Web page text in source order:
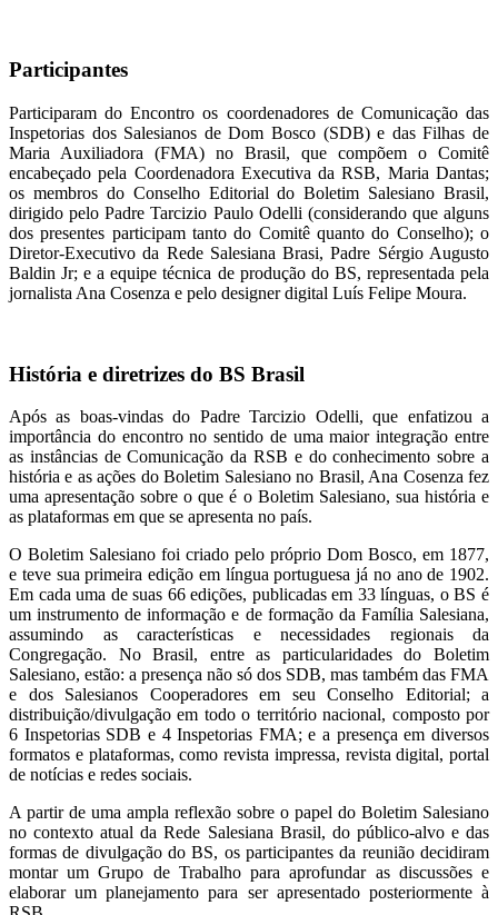
Participantes
Participaram do Encontro os coordenadores de Comunicação das
Inspetorias dos Salesianos de Dom Bosco (SDB) e das Filhas de
Maria Auxiliadora (FMA) no Brasil, que compõem o Comitê
encabeçado pela Coordenadora Executiva da RSB, Maria Dantas;
os membros do Conselho Editorial do Boletim Salesiano Brasil,
dirigido pelo Padre Tarcizio Paulo Odelli (considerando que alguns
dos presentes participam tanto do Comitê quanto do Conselho); o
Diretor-Executivo da Rede Salesiana Brasi, Padre Sérgio Augusto
Baldin Jr; e a equipe técnica de produção do BS, representada pela
jornalista Ana Cosenza e pelo designer digital Luís Felipe Moura.
História e diretrizes do BS Brasil
Após as boas-vindas do Padre Tarcizio Odelli, que enfatizou a
importância do encontro no sentido de uma maior integração entre
as instâncias de Comunicação da RSB e do conhecimento sobre a
história e as ações do Boletim Salesiano no Brasil, Ana Cosenza fez
uma apresentação sobre o que é o Boletim Salesiano, sua história e
as plataformas em que se apresenta no país.
O Boletim Salesiano foi criado pelo próprio Dom Bosco, em 1877,
e teve sua primeira edição em língua portuguesa já no ano de 1902.
Em cada uma de suas 66 edições, publicadas em 33 línguas, o BS é
um instrumento de informação e de formação da Família Salesiana,
assumindo as características e necessidades regionais da
Congregação. No Brasil, entre as particularidades do Boletim
Salesiano, estão: a presença não só dos SDB, mas também das FMA
e dos Salesianos Cooperadores em seu Conselho Editorial; a
distribuição/divulgação em todo o território nacional, composto por
6 Inspetorias SDB e 4 Inspetorias FMA; e a presença em diversos
formatos e plataformas, como revista impressa, revista digital, portal
de notícias e redes sociais.
A partir de uma ampla reflexão sobre o papel do Boletim Salesiano
no contexto atual da Rede Salesiana Brasil, do público-alvo e das
formas de divulgação do BS, os participantes da reunião decidiram
montar um Grupo de Trabalho para aprofundar as discussões e
elaborar um planejamento para ser apresentado posteriormente à